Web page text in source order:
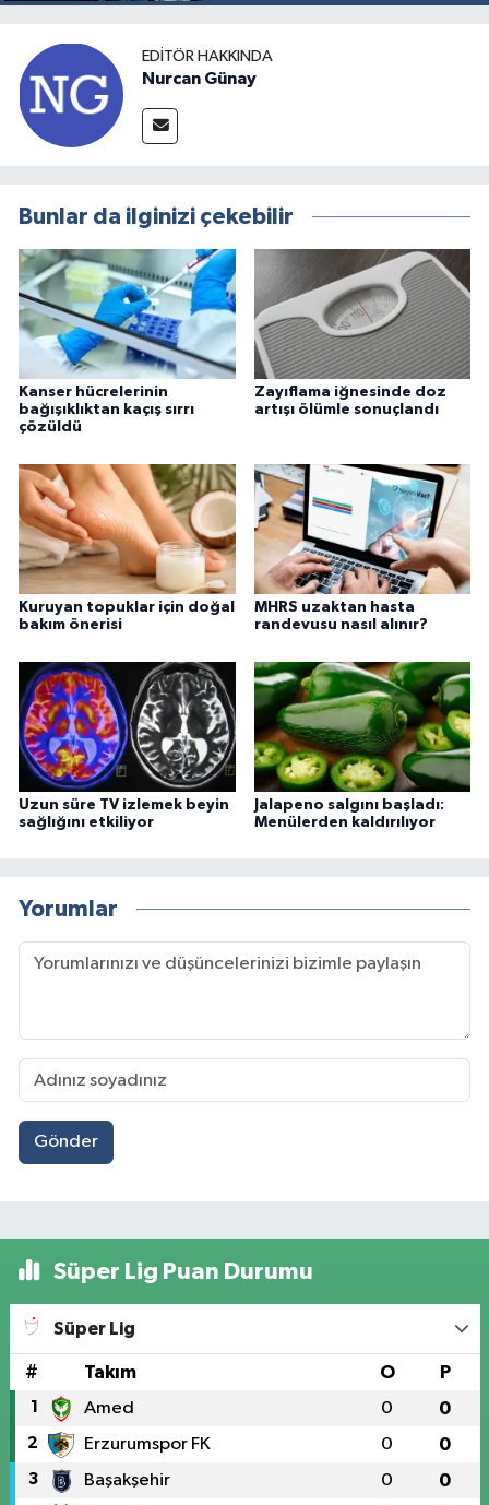
EDITÖR HAKKINDA
Nurcan Günay
Bunlar da ilginizi çekebilir
Kanser hücrelerinin
bağışıklıktan kaçış sırrı
çözüldü
Zayıflama iğnesinde doz
artışı ölümle sonuçlandı
Kuruyan topuklar için doğal
bakım önerisi
MHRS uzaktan hasta
randevusu nasıl alınır?
Uzun süre TV izlemek beyin
sağlığını etkiliyor
Jalapeno salgını başladı:
Menülerden kaldırılıyor
Yorumlar
Gönder
Süper Lig Puan Durumu
Süper Lig
# Takım O P
1 Amed 0 0
2 Erzurumspor FK 0 0
3 Başakşehir 0 0